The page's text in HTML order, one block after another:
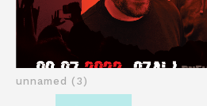
unnamed (3)